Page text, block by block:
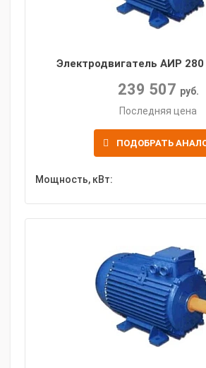
Электродвигатель АИР 280
239 507 руб.
Последняя цена
ПОДОБРАТЬ
Мощность, кВт: